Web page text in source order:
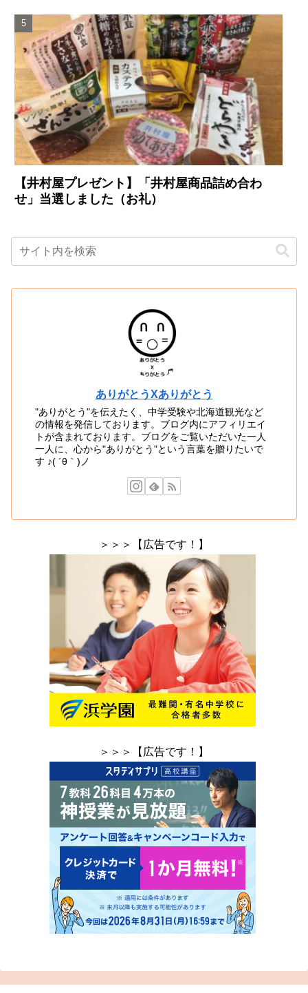
【井村屋プレゼント】「井村屋商品詰め合わ
せ」当選しました（お礼）
ありがとうXありがとう
"ありがとう"を伝えたく、中学受験や北海道観光など
の情報を発信しております。ブログ内にアフィリエイ
トが含まれております。ブログをご覧いただいた一人
一人に、心から"ありがとう"という言葉を贈りたいで
す ♪( ´θ｀)ノ
＞＞＞【広告です！】
＞＞＞【広告です！】